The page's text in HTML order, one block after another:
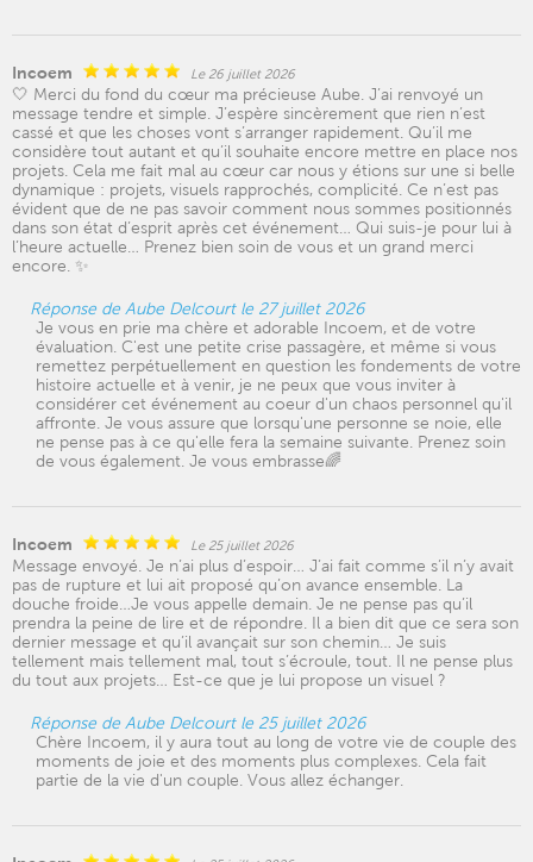
Incoem Le 26 juillet 2026
🤍 Merci du fond du cœur ma précieuse Aube. J’ai renvoyé un
message tendre et simple. J’espère sincèrement que rien n’est
cassé et que les choses vont s’arranger rapidement. Qu’il me
considère tout autant et qu’il souhaite encore mettre en place nos
projets. Cela me fait mal au cœur car nous y étions sur une si belle
dynamique : projets, visuels rapprochés, complicité. Ce n’est pas
évident que de ne pas savoir comment nous sommes positionnés
dans son état d’esprit après cet événement… Qui suis-je pour lui à
l’heure actuelle… Prenez bien soin de vous et un grand merci
encore. ✨
Réponse de Aube Delcourt le 27 juillet 2026
Je vous en prie ma chère et adorable Incoem, et de votre
évaluation. C'est une petite crise passagère, et même si vous
remettez perpétuellement en question les fondements de votre
histoire actuelle et à venir, je ne peux que vous inviter à
considérer cet événement au coeur d'un chaos personnel qu'il
affronte. Je vous assure que lorsqu'une personne se noie, elle
ne pense pas à ce qu'elle fera la semaine suivante. Prenez soin
de vous également. Je vous embrasse🌈
Incoem Le 25 juillet 2026
Message envoyé. Je n’ai plus d’espoir… J’ai fait comme s’il n’y avait
pas de rupture et lui ait proposé qu’on avance ensemble. La
douche froide…Je vous appelle demain. Je ne pense pas qu’il
prendra la peine de lire et de répondre. Il a bien dit que ce sera son
dernier message et qu’il avançait sur son chemin… Je suis
tellement mais tellement mal, tout s’écroule, tout. Il ne pense plus
du tout aux projets… Est-ce que je lui propose un visuel ?
Réponse de Aube Delcourt le 25 juillet 2026
Chère Incoem, il y aura tout au long de votre vie de couple des
moments de joie et des moments plus complexes. Cela fait
partie de la vie d'un couple. Vous allez échanger.